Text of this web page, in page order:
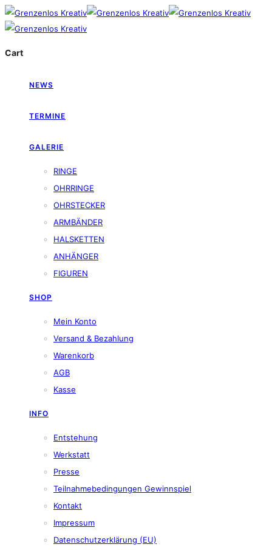
Cart
NEWS
TERMINE
GALERIE
RINGE
OHRRINGE
OHRSTECKER
ARMBÄNDER
HALSKETTEN
ANHÄNGER
FIGUREN
SHOP
Mein Konto
Versand & Bezahlung
Warenkorb
AGB
Kasse
INFO
Entstehung
Werkstatt
Presse
Teilnahmebedingungen Gewinnspiel
Kontakt
Impressum
Datenschutzerklärung (EU)